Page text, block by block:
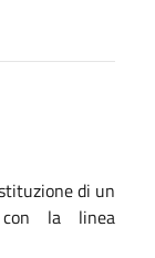
di un
la linea